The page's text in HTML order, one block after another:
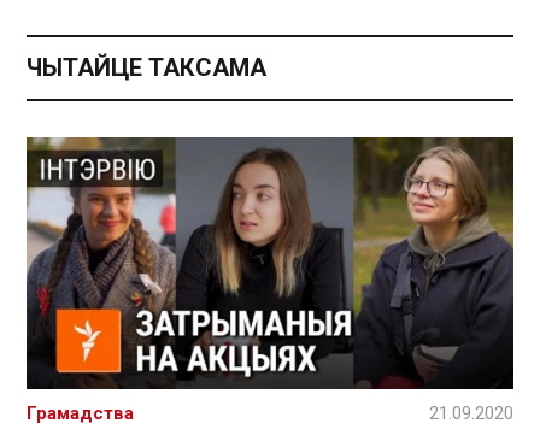
ЧЫТАЙЦЕ ТАКСАМА
Грамадства 21.09.2020